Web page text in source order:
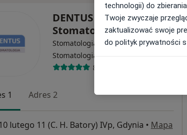
DENTUS Gabinety
Stomatologiczne
Stomatologia dziecięca,
Stomatologia, Protetyka
898 opinii
1 Adres 2
lutego 11 (C. H. Batory) IVp, Gdynia • Mapa
technologii) do
Twoje zwyczaje
zaktualizować swoje
do polityk prywatności